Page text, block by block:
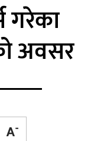
गरेका
अवसर